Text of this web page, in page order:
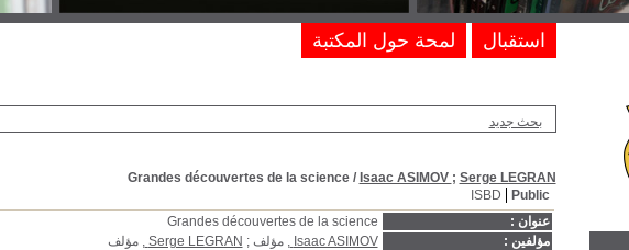
بحث جديد
Grandes découvertes de la science/ Isaac ASIMOV ; Serge LEGRAN
Public
ISBD
عنوان :
Grandes découvertes de la science
مؤلفين :
Isaac ASIMOV , مؤلف ; Serge LEGRAN , مؤلف
استقبال لمحة حول المكتبة